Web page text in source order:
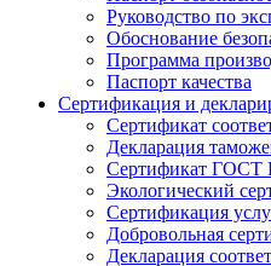
Руководство по
Обоснование
Программа
Паспорт качества
Сертификация и
Сертификат
Декларация
Сертификат ГОСТ
Экологический
Сертификация
Добровольная
Декларация